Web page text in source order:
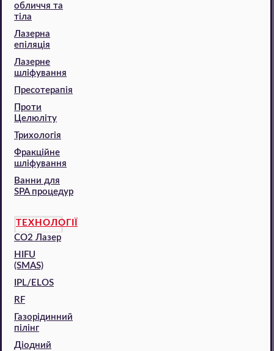
обличчя та
тіла
Лазерна
епіляція
Лазерне
шліфування
Пресотерапія
Проти
Целюліту
Трихологія
Фракційне
шліфування
Ванни для
SPA процедур
ТЕХНОЛОГІЇ
CO2 Лазер
HIFU
(SMAS)
IPL/ELOS
RF
Газорідинний
пілінг
Діодний